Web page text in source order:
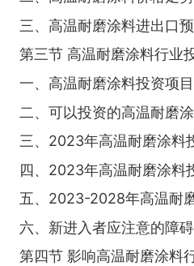
三、高温耐磨涂料进出口
第三节 高温耐磨涂料行业
一、高温耐磨涂料投资项
二、可以投资的高温耐磨
三、2023年高温耐磨涂料
四、2023年高温耐磨涂料
五、2023-2028年高温耐
六、新进入者应注意的障
第四节 影响高温耐磨涂料